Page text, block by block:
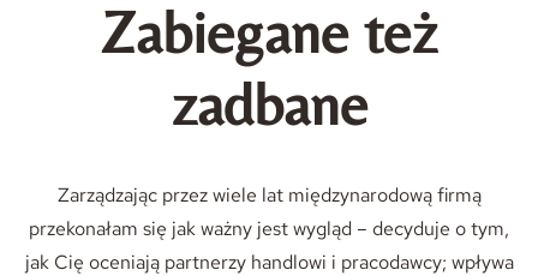
Zabiegane też
zadbane
Zarządzając przez wiele lat międzynarodową firmą
przekonałam się jak ważny jest wygląd – decyduje o tym,
jak Cię oceniają partnerzy handlowi i pracodawcy; wpływa